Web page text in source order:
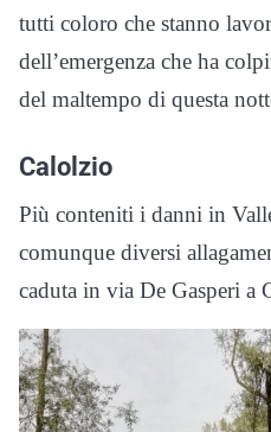
tutti coloro che stanno
dell’emergenza che ha
del maltempo di questa
Calolzio
Più conteniti i danni in
comunque diversi
caduta in via De Gasperi a